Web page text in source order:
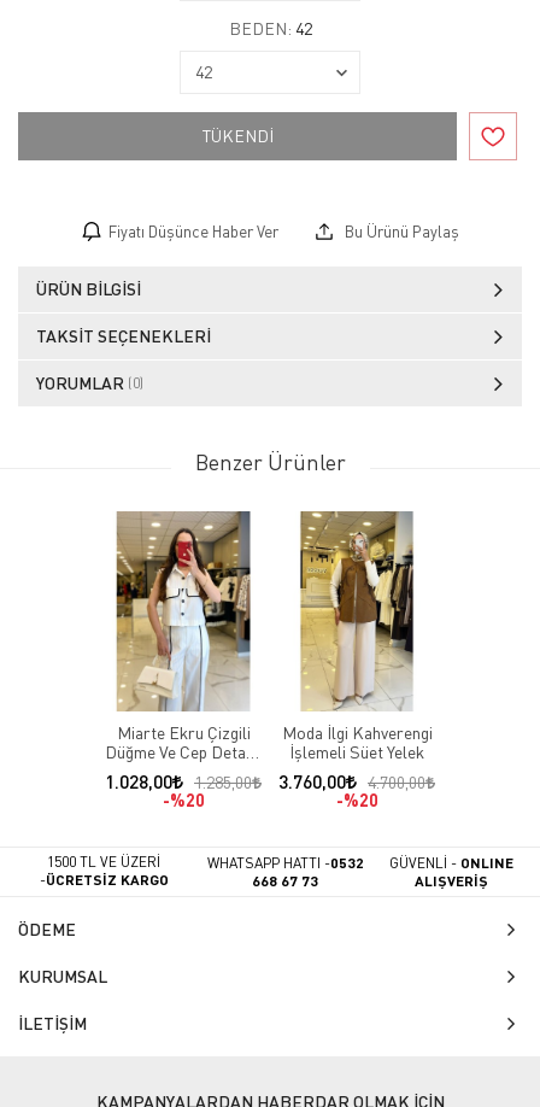
BEDEN: 42
TÜKENDİ
Fiyatı Düşünce Haber Ver Bu Ürünü Paylaş
ÜRÜN BILGISI
TAKSIT SEÇENEKLERI
YORUMLAR (0)
Benzer Ürünler
Miarte Ekru Çizgili
Düğme Ve Cep Detaylı
Yelek
1.028,00
1.285,00
%20
Moda İlgi Kahverengi
İşlemeli Süet Yelek
3.760,00
4.700,00
%20
1500 TL VE ÜZERİ
-ÜCRETSİZ KARGO
WHATSAPP HATTI -0532
668 67 73
GÜVENLİ - ONLINE
ALIŞVERİŞ
ÖDEME
KURUMSAL
İLETİŞİM
KAMPANYALARDAN HABERDAR OLMAK İÇİN